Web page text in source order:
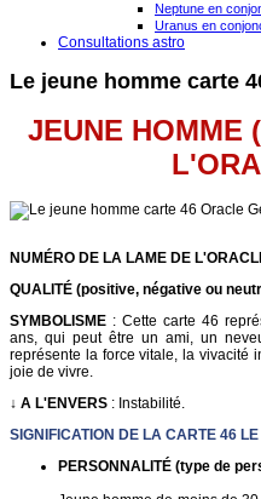
Neptune en
Uranus en
Consultations astro
Le jeune homme carte
JEUNE HOMME
NUMÉRO DE LA LAME DE
QUALITÉ (positive, négative ou
SYMBOLISME : Cette carte 46
ans, qui peut être un ami, un
représente la force vitale, la vivacité
joie de vivre.
↓ A L'ENVERS : Instabilité.
SIGNIFICATION DE LA CARTE 46
PERSONNALITÉ (type de